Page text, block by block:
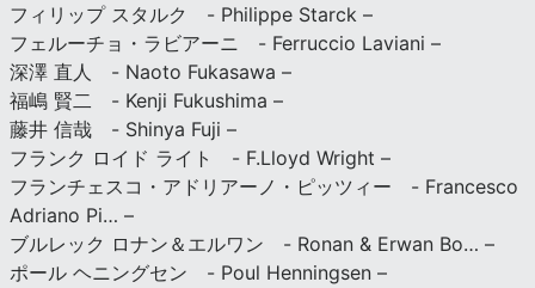
フィリップ スタルク - Philippe Starck –
フェルーチョ・ラビアーニ - Ferruccio Laviani –
深澤 直人 - Naoto Fukasawa –
福嶋 賢二 - Kenji Fukushima –
藤井 信哉 - Shinya Fuji –
フランク ロイド ライト - F.Lloyd Wright –
フランチェスコ・アドリアーノ・ピッツィー - Francesco
Adriano Pi… –
ブルレック ロナン＆エルワン - Ronan & Erwan Bo… –
ポール ヘニングセン - Poul Henningsen –